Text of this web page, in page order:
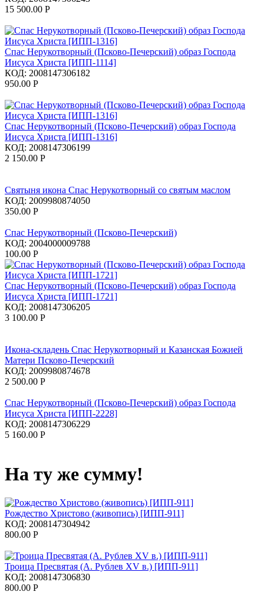
15 500.00 Р
Спас Нерукотворный (Псково-Печерский) образ Господа
Иисуса Христа [ИПП-1114]
КОД: 2008147306182
950.00 Р
Спас Нерукотворный (Псково-Печерский) образ Господа
Иисуса Христа [ИПП-1316]
КОД: 2008147306199
2 150.00 Р
Святыня икона Спас Нерукотворный со святым маслом
КОД: 2009980874050
350.00 Р
Спас Нерукотворный (Псково-Печерский)
КОД: 2004000009788
100.00 Р
Спас Нерукотворный (Псково-Печерский) образ Господа
Иисуса Христа [ИПП-1721]
КОД: 2008147306205
3 100.00 Р
Икона-складень Спас Нерукотворный и Казанская Божией
Матери Псково-Печерский
КОД: 2009980874678
2 500.00 Р
Спас Нерукотворный (Псково-Печерский) образ Господа
Иисуса Христа [ИПП-2228]
КОД: 2008147306229
5 160.00 Р
На ту же сумму!
Рождество Христово (живопись) [ИПП-911]
КОД: 2008147304942
800.00 Р
Троица Пресвятая (А. Рублев XV в.) [ИПП-911]
КОД: 2008147306830
800.00 Р